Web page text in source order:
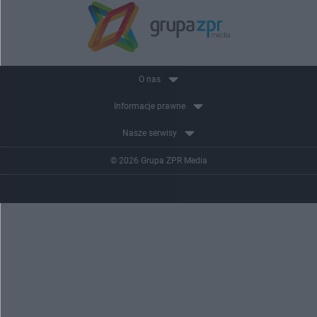
O nas
Informacje prawne
Nasze serwisy
© 2026 Grupa ZPR Media